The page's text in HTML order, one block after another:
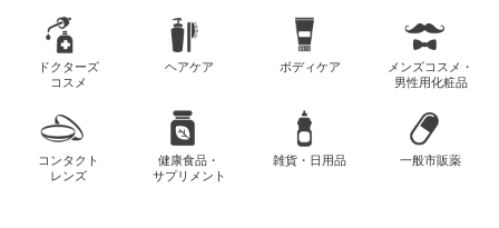
ドクターズ
コスメ
ヘアケア ボディケア
メンズコスメ・
男性用化粧品
コンタクト
レンズ
健康食品・
サプリメント
雑貨・日用品 一般市販薬